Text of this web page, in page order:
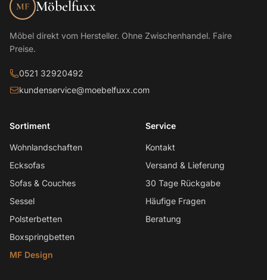
MF Möbelfuxx
Möbel direkt vom Hersteller. Ohne Zwischenhandel. Faire
Preise.
0521 32920492
kundenservice@moebelfuxx.com
Sortiment
Wohnlandschaften
Ecksofas
Sofas & Couches
Sessel
Polsterbetten
Boxspringbetten
MF Design
Service
Kontakt
Versand & Lieferung
30 Tage Rückgabe
Häufige Fragen
Beratung